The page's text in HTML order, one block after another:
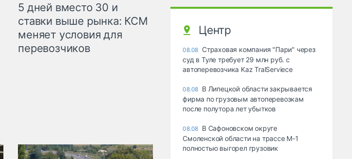
5 дней вместо 30 и
ставки выше рынка: КСМ
меняет условия для
перевозчиков
Центр
08.08 Страховая компания "Пари" через
суд в Туле требует 29 млн руб. с
автоперевозчика Kaz TralServiece
08.08 В Липецкой области закрывается
фирма по грузовым автоперевозкам
после полутора лет убытков
08.08 В Сафоновском округе
Смоленской области на трассе М-1
полностью выгорел грузовик